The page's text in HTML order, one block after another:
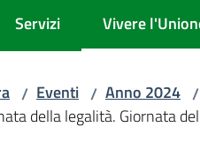
Servizi Vivere
Menu
/ Eventi / Anno 2024 /
della legalità. Giornata